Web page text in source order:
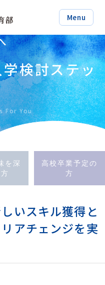
Menu
検討ステッ
For You
を深
高校卒業予定の
方
いスキル獲得と
アチェンジを実